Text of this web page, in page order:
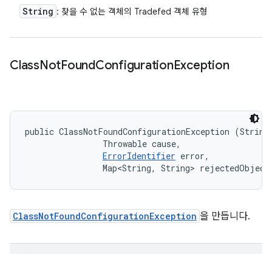
String : 찾을 수 없는 객체의 Tradefed 객체 유형
ClassNotFoundConfigurationException
public ClassNotFoundConfigurationException
                Throwable cause,
ErrorIdentifier error,
Map<String, String>
ClassNotFoundConfigurationException 을 만듭니다.